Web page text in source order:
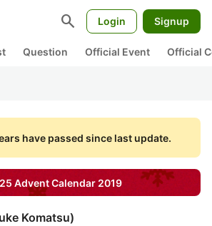
search Login Signup
Question Official Event Official
have passed since last update.
Advent Calendar 2019
Komatsu)